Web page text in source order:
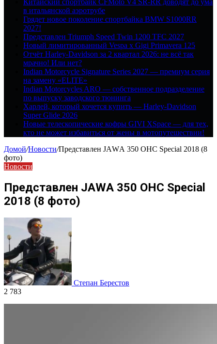
Китайский спортбайк CFMoto V4 SR-RR доводят до ума
в итальянской аэротрубе
Грядет новое поколение спортбайка BMW S1000RR
2027!
Представлен Triumph Speed Twin 1200 TFC 2027
Новый лимитированный Vespa x Gigi Primavera 125
Отчёт Harley-Davidson за 2 квартал 2026: не всё так
мрачно! Или нет?
Indian Motorcycle Signature Series 2027 — премиум серия
на замену «ELITE»
Indian Motorcycles ARO — собственное подразделение
по выпуску заводского тюнинга
Харлей, который хочется купить — Harley-Davidson
Super Glide 2026
Новые телескопические кофры GIVI XSpace — для тех,
кто не может избавиться от жены в мотопутешествии!
Домой/Новости/Представлен JАWА 350 OHC Special 2018 (8
фото)
Новости
Представлен JАWА 350 OHC Special
2018 (8 фото)
Степан Берестов
2 783